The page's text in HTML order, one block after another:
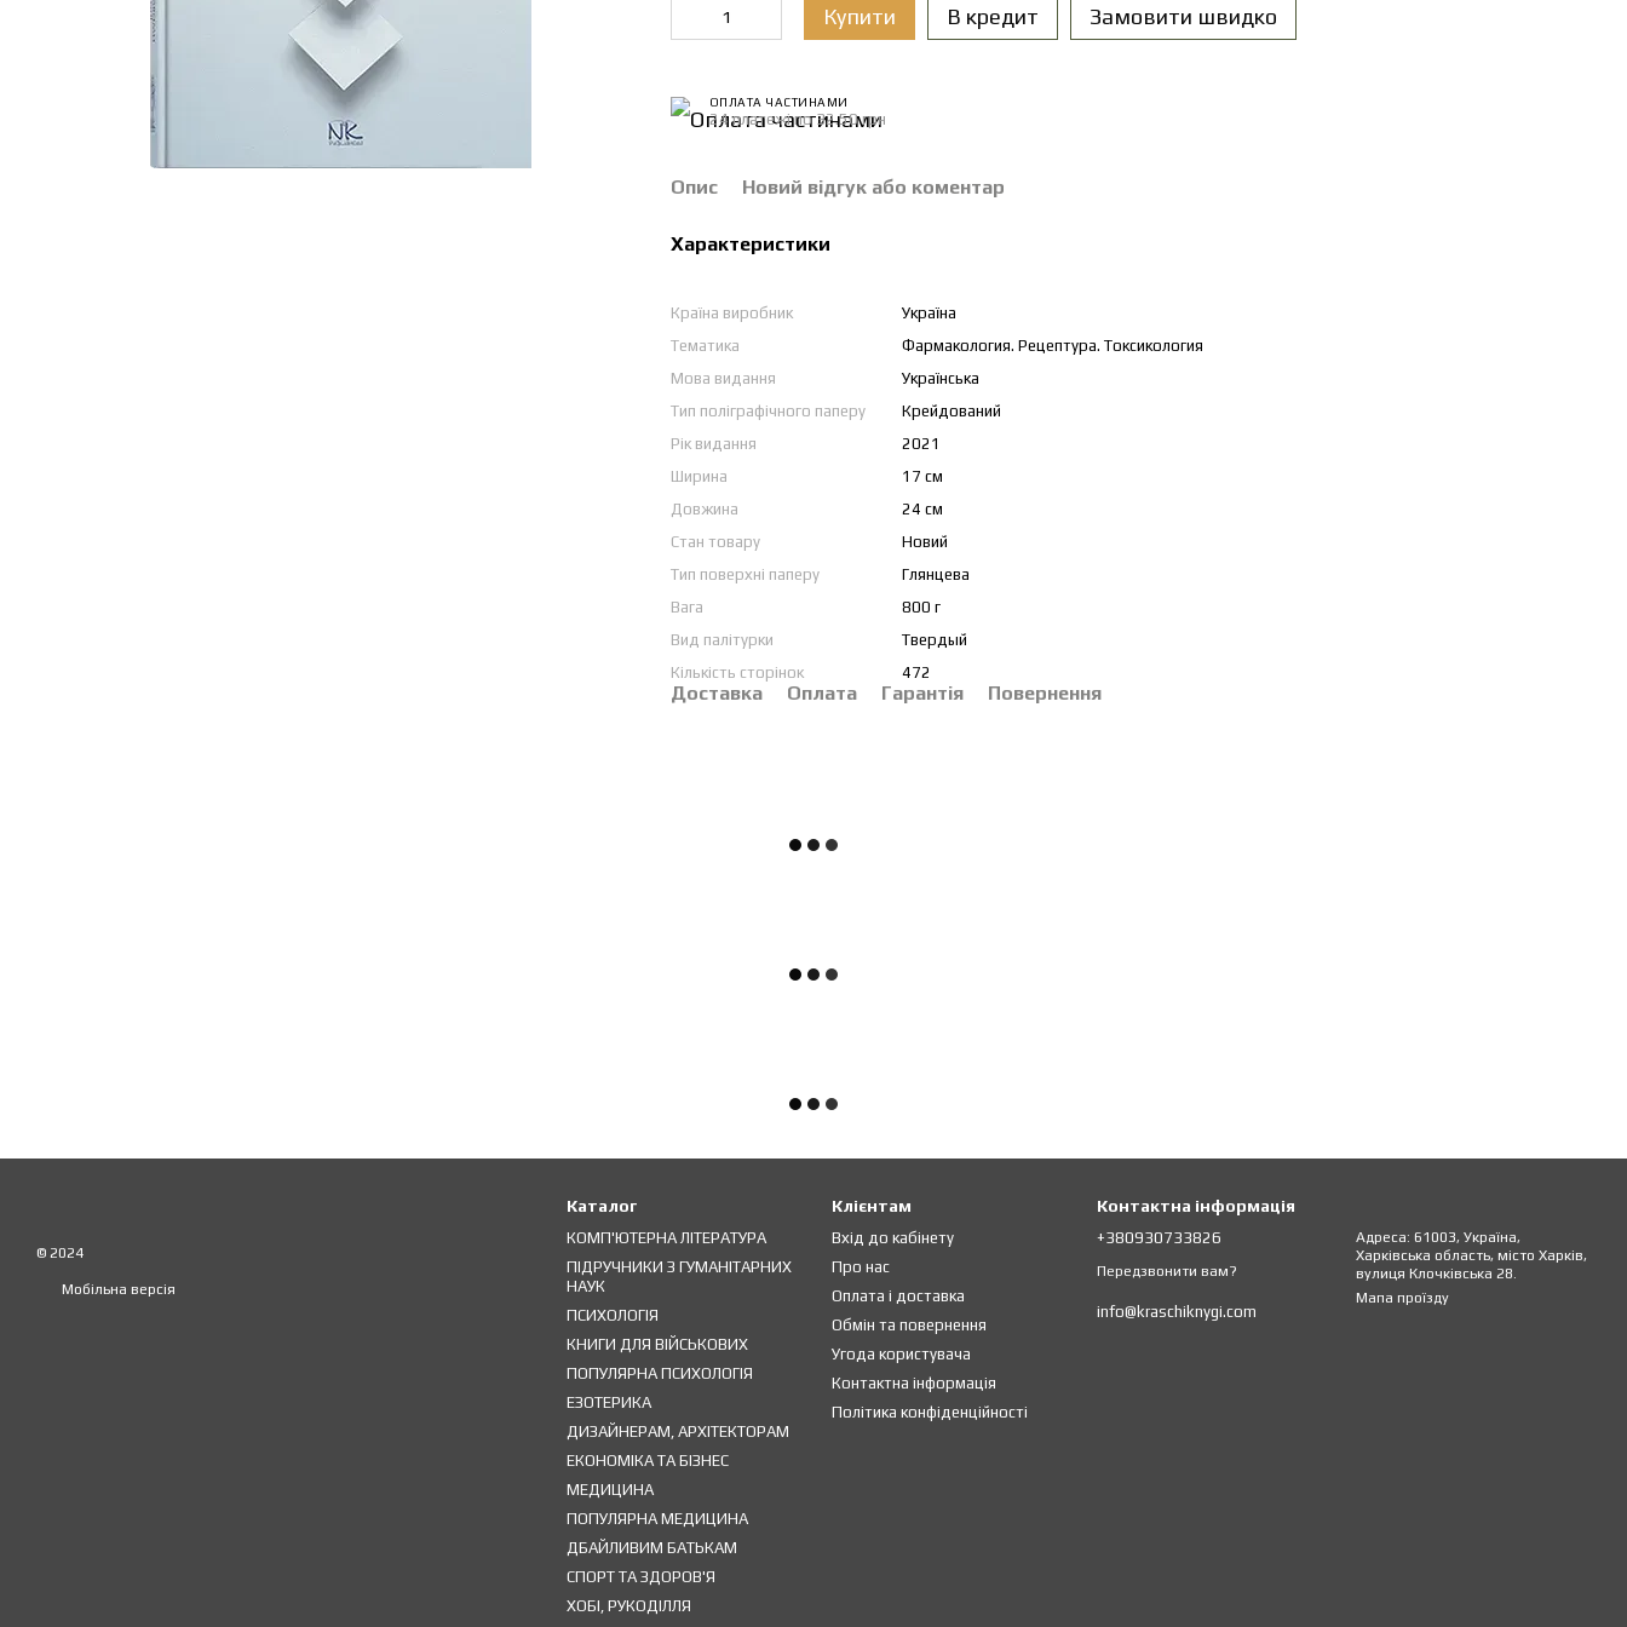
Купити В кредит Замовити швидко
ОПЛАТА ЧАСТИНАМИ
24 платежі по 32.50 грн
Опис Новий відгук або коментар
Характеристики
Країна виробник
Україна
Тематика
Фармакология. Рецептура. Токсикология
Мова видання
Українська
Тип поліграфічного паперу
Крейдований
Рік видання
2021
Ширина
17 см
Довжина
24 см
Стан товару
Новий
Тип поверхні паперу
Глянцева
Вага
800 г
Вид палітурки
Твердый
Кількість сторінок
472
Доставка Оплата Гарантія Повернення
© 2024
Мобільна версія
Каталог
КОМП'ЮТЕРНА ЛІТЕРАТУРА
ПІДРУЧНИКИ З ГУМАНІТАРНИХ
НАУК
ПСИХОЛОГІЯ
КНИГИ ДЛЯ ВІЙСЬКОВИХ
ПОПУЛЯРНА ПСИХОЛОГІЯ
ЕЗОТЕРИКА
ДИЗАЙНЕРАМ, АРХІТЕКТОРАМ
ЕКОНОМІКА ТА БІЗНЕС
МЕДИЦИНА
ПОПУЛЯРНА МЕДИЦИНА
ДБАЙЛИВИМ БАТЬКАМ
СПОРТ ТА ЗДОРОВ'Я
ХОБІ, РУКОДІЛЛЯ
Клієнтам
Вхід до кабінету
Про нас
Оплата і доставка
Обмін та повернення
Угода користувача
Контактна інформація
Політика конфіденційності
Контактна інформація
+380930733826
Передзвонити вам?
info@kraschiknygi.com
Адреса: 61003, Україна,
Харківська область, місто Харків,
вулиця Клочківська 28.
Мапа проїзду